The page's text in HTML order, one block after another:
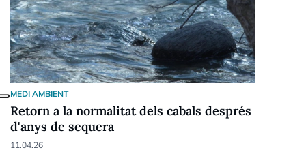
MEDI AMBIENT
Retorn a la normalitat dels cabals després
d'anys de sequera
11.04.26